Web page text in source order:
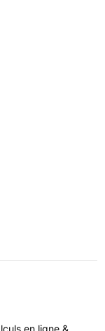
en ligne &